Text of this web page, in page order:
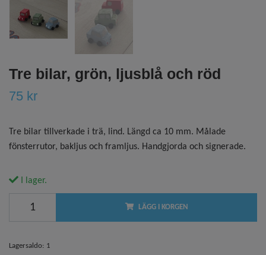
Tre bilar, grön, ljusblå och röd
75 kr
Tre bilar tillverkade i trä, lind. Längd ca 10 mm. Målade
fönsterrutor, bakljus och framljus. Handgjorda och signerade.
I lager.
LÄGG I KORGEN
Lagersaldo: 1